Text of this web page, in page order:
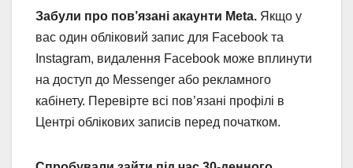
Забули про пов’язані акаунти Meta. Якщо у
вас один обліковий запис для Facebook та
Instagram, видалення Facebook може вплинути
на доступ до Messenger або рекламного
кабінету. Перевірте всі пов’язані профілі в
Центрі облікових записів перед початком.